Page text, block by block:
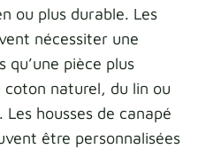
ou plus durable. Les
nécessiter une
qu’une pièce plus
naturel, du lin ou
housses de canapé
être personnalisées